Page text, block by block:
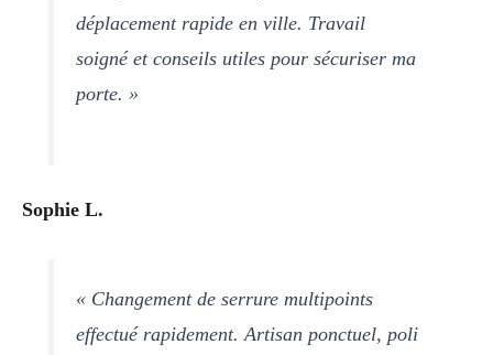
déplacement rapide en ville. Travail
soigné et conseils utiles pour sécuriser ma
porte. »
Sophie L.
« Changement de serrure multipoints
effectué rapidement. Artisan ponctuel, poli